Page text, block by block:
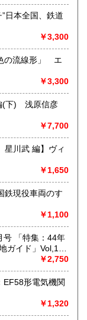
場合スパムメー
いいたしま
及びご注文には
にメールでのお
す。
その他）
日本全国、鉄道
￥3,300
の流線形」 エ
￥3,300
(下) 浅原信彦
￥7,700
星川武 編】ヴィ
￥1,650
鉄現役車両のす
￥1,100
号 「特集：44年
ガイド」Vol,19
￥2,750
形電気機関
￥1,320